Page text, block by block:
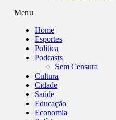
Menu
Home
Esportes
Política
Podcasts
Sem Censura
Cultura
Cidade
Saúde
Educação
Economia